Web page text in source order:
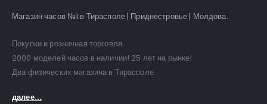
Магазин часов №1 в Тирасполе | Приднестровье | Молдова.
Покупки и розничная торговля.
2000 моделей часов в наличии! 25 лет на рынке!
Два физических магазина в Тирасполе.
далее...